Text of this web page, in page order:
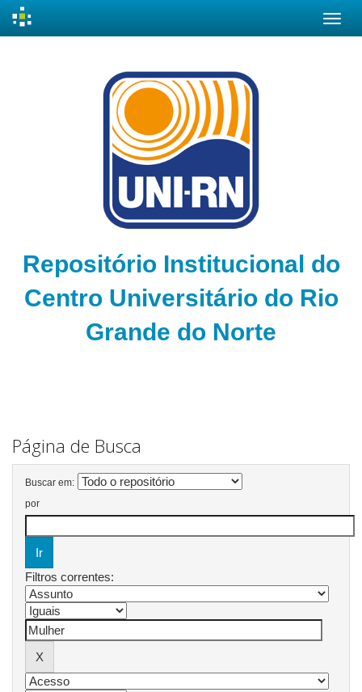
Repositório Institucional do
Centro Universitário do Rio
Grande do Norte
Página de Busca
Buscar em:
por
Filtros correntes: